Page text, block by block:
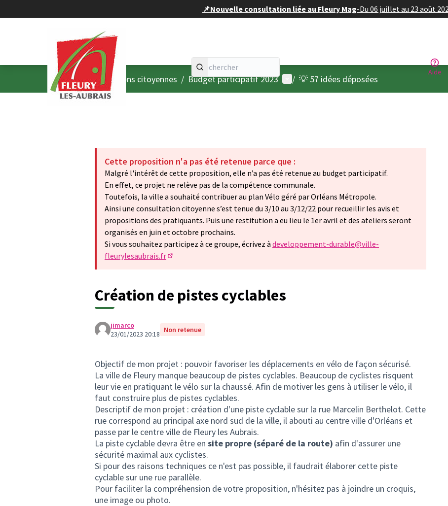
📌Nouvelle consultation liée au Fleury Mag-Du 06 juillet au 23 août
Aide
AccueilMenu principal
/ Consultations citoyennes / Budget participatif 2023 Menu utilisateur
/ 💡 57 idées déposées
Cette proposition n'a pas été retenue parce que :
Malgré l'intérêt de cette proposition, elle n’a pas été retenue au budget participatif.
En effet, ce projet ne relève pas de la compétence communale.
Toutefois, la ville a souhaité contribuer au plan Vélo géré par Orléans Métropole.
Ainsi une consultation citoyenne s’est tenue du 3/10 au 3/12/22 pour recueillir les avis et
propositions des pratiquants. Puis une restitution a eu lieu le 1er avril et des ateliers seront
organisés en juin et octobre prochains.
Si vous souhaitez participez à ce groupe, écrivez à developpement-durable@ville-
fleurylesaubrais.fr
Création de pistes cyclables
jimarco
23/01/2023 20:18 Non retenue
Objectif de mon projet : pouvoir favoriser les déplacements en vélo de façon sécurisé.
La ville de Fleury manque beaucoup de pistes cyclables. Beaucoup de cyclistes risquent
leur vie en pratiquant le vélo sur la chaussé. Afin de motiver les gens à utiliser le vélo, il
faut construire plus de pistes cyclables.
Descriptif de mon projet : création d'une piste cyclable sur la rue Marcelin Berthelot. Cette
rue correspond au principal axe nord sud de la ville, il abouti au centre ville d'Orléans et
passe par le centre ville de Fleury les Aubrais.
La piste cyclable devra être en site propre (séparé de la route) afin d'assurer une
sécurité maximal aux cyclistes.
Si pour des raisons techniques ce n'est pas possible, il faudrait élaborer cette piste
cyclable sur une rue parallèle.
Pour faciliter la compréhension de votre proposition, n'hésitez pas à joindre un croquis,
une image ou photo.